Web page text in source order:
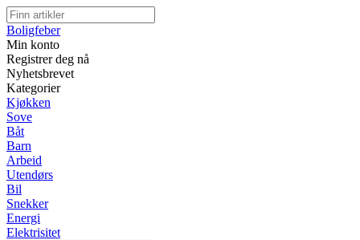
Boligfeber
Min konto
Registrer deg nå
Nyhetsbrevet
Kategorier
Kjøkken
Sove
Båt
Barn
Arbeid
Utendørs
Bil
Snekker
Energi
Elektrisitet